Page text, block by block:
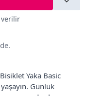
verilir
Yaka Basic
Günlük